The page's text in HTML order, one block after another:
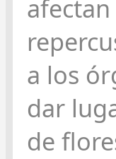
a los
dar
de